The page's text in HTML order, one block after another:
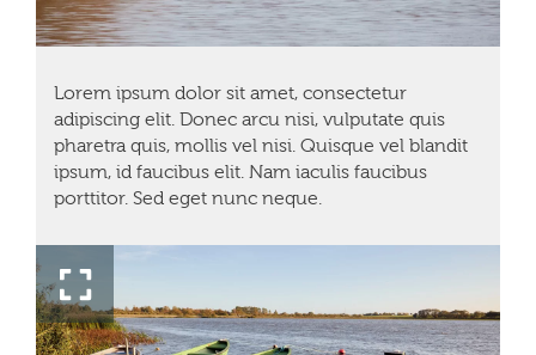
Lorem ipsum dolor sit amet, consectetur
adipiscing elit. Donec arcu nisi, vulputate quis
pharetra quis, mollis vel nisi. Quisque vel blandit
ipsum, id faucibus elit. Nam iaculis faucibus
porttitor. Sed eget nunc neque.